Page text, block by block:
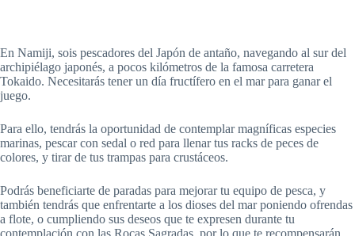
En Namiji, sois pescadores del Japón de antaño, navegando al sur del
archipiélago japonés, a pocos kilómetros de la famosa carretera
Tokaido. Necesitarás tener un día fructífero en el mar para ganar el
juego.
Para ello, tendrás la oportunidad de contemplar magníficas especies
marinas, pescar con sedal o red para llenar tus racks de peces de
colores, y tirar de tus trampas para crustáceos.
Podrás beneficiarte de paradas para mejorar tu equipo de pesca, y
también tendrás que enfrentarte a los dioses del mar poniendo ofrendas
a flote, o cumpliendo sus deseos que te expresen durante tu
contemplación con las Rocas Sagradas, por lo que te recompensarán.